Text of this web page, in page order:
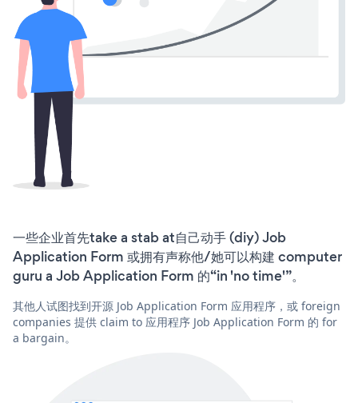
一些企业首先take a stab at自己动手 (diy) Job
Application Form 或拥有声称他/她可以构建 computer
guru a Job Application Form 的“in 'no time'”。
其他人试图找到开源 Job Application Form 应用程序，或 foreign
companies 提供 claim to 应用程序 Job Application Form 的 for
a bargain。